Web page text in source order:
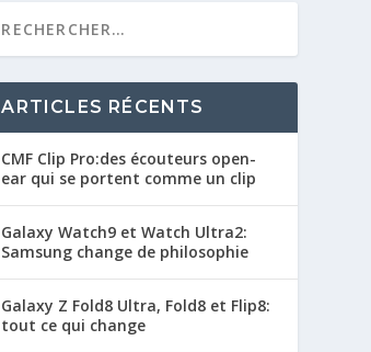
ARTICLES RÉCENTS
CMF Clip Pro:des écouteurs open-
ear qui se portent comme un clip
Galaxy Watch9 et Watch Ultra2:
Samsung change de philosophie
Galaxy Z Fold8 Ultra, Fold8 et Flip8:
tout ce qui change